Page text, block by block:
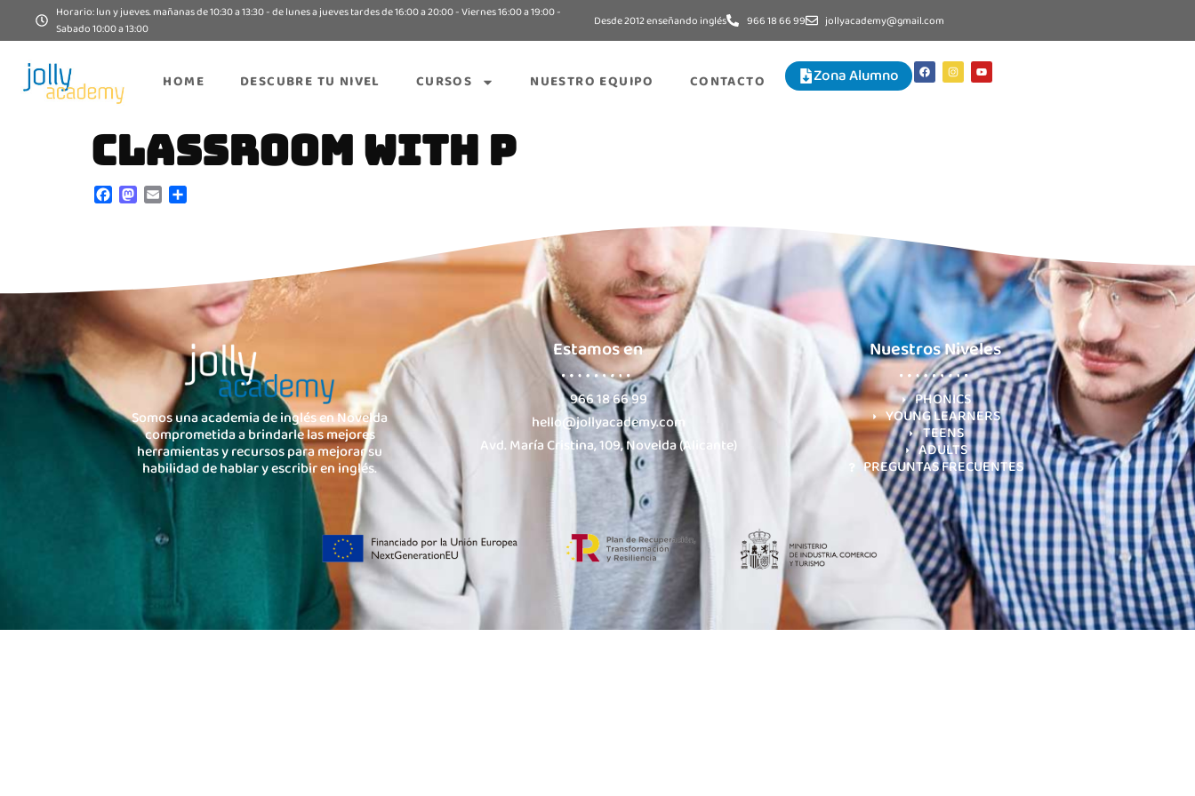
Horario: lun y jueves. mañanas de 10:30 a 13:30 - de lunes a jueves tardes de 16:00 a 20:00 - Viernes 16:00 a 19:00 -
Sabado 10:00 a 13:00
Desde 2012 enseñando inglés 966 18 66 99 jollyacademy@gmail.com
HOME DESCUBRE TU NIVEL CURSOS NUESTRO EQUIPO CONTACTO Zona Alumno
CLASSROOM WITH P
Facebook
Mastodon
Email
Somos una academia de inglés en Novelda
comprometida a brindarle las mejores
herramientas y recursos para mejorar su
habilidad de hablar y escribir en inglés.
Estamos en
966 18 66 99
hello@jollyacademy.com
Avd. María Cristina, 109, Novelda (Alicante)
Nuestros Niveles
PHONICS
YOUNG LEARNERS
TEENS
ADULTS
PREGUNTAS FRECUENTES